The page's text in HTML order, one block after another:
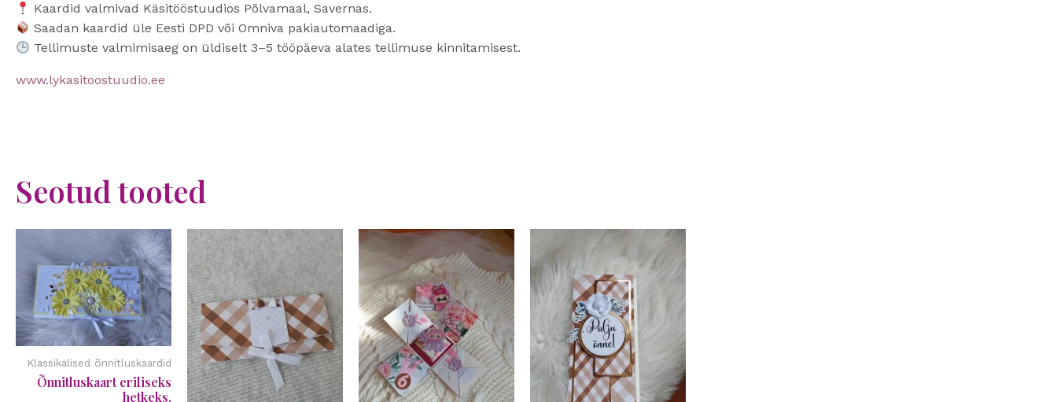
Kaardid valmivad Käsitööstuudios Põlvamaal, Savernas.
Saadan kaardid üle Eesti DPD või Omniva pakiautomaadiga.
Tellimuste valmimisaeg on üldiselt 3–5 tööpäeva alates tellimuse kinnitamisest.
www.lykasitoostuudio.ee
Seotud tooted
Klassikalised õnnitluskaardid
Õnnitluskaart eriliseks
hetkeks.